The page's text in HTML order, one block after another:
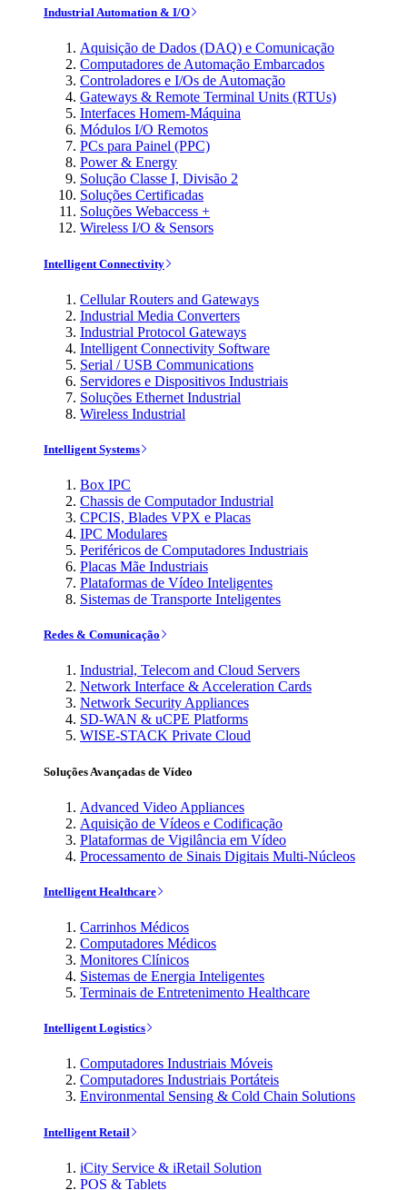
Industrial Automation & I/O
Aquisição de Dados (DAQ) e Comunicação
Computadores de Automação Embarcados
Controladores e I/Os de Automação
Gateways & Remote Terminal Units (RTUs)
Interfaces Homem-Máquina
Módulos I/O Remotos
PCs para Painel (PPC)
Power & Energy
Solução Classe I, Divisão 2
Soluções Certificadas
Soluções Webaccess +
Wireless I/O & Sensors
Intelligent Connectivity
Cellular Routers and Gateways
Industrial Media Converters
Industrial Protocol Gateways
Intelligent Connectivity Software
Serial / USB Communications
Servidores e Dispositivos Industriais
Soluções Ethernet Industrial
Wireless Industrial
Intelligent Systems
Box IPC
Chassis de Computador Industrial
CPCIS, Blades VPX e Placas
IPC Modulares
Periféricos de Computadores Industriais
Placas Mãe Industriais
Plataformas de Vídeo Inteligentes
Sistemas de Transporte Inteligentes
Redes & Comunicação
Industrial, Telecom and Cloud Servers
Network Interface & Acceleration Cards
Network Security Appliances
SD-WAN & uCPE Platforms
WISE-STACK Private Cloud
Soluções Avançadas de Vídeo
Advanced Video Appliances
Aquisição de Vídeos e Codificação
Plataformas de Vigilância em Vídeo
Processamento de Sinais Digitais Multi-Núcleos
Intelligent Healthcare
Carrinhos Médicos
Computadores Médicos
Monitores Clínicos
Sistemas de Energia Inteligentes
Terminais de Entretenimento Healthcare
Intelligent Logistics
Computadores Industriais Móveis
Computadores Industriais Portáteis
Environmental Sensing & Cold Chain Solutions
Intelligent Retail
iCity Service & iRetail Solution
POS & Tablets